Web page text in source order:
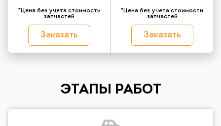
*Цена без учета стоимости
запчастей
Заказать
*Цена без учета стоимости
запчастей
Заказать
ЭТАПЫ РАБОТ